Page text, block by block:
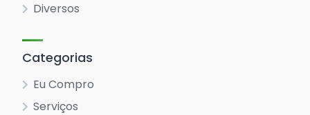
Diversos
Categorias
Eu Compro
Serviços